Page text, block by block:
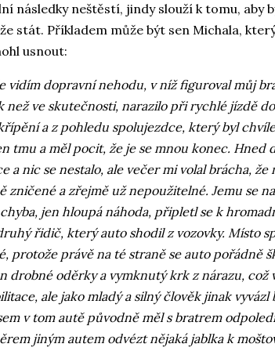
následky neštěstí, jindy slouží k tomu, aby
stát. Příkladem může být sen Michala,
usnout:
vidím dopravní nehodu, v níž figuroval můj
ve skutečnosti, narazilo při rychlé jízdě
a z pohledu spolujezdce, který byl
tmu a měl pocit, že je se mnou konec. Hned
a nic se nestalo, ale večer mi volal brácha, že
zničené a zřejmě už nepoužitelné. Jemu se
jen hloupá náhoda, připletl se k
řidič, který auto shodil z vozovky. Místo
protože právě na té straně se auto pořádně
drobné oděrky a vymknutý krk z nárazu, což
ale jako mladý a silný člověk jinak vyvázl
v tom autě původně měl s bratrem
jiným autem odvézt nějaká jablka k